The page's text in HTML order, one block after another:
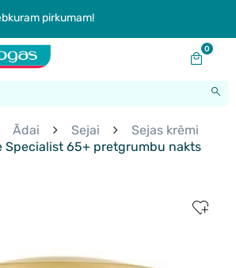
pirkumam!
0
Ādai Sejai
Sejas krēmi
Specialist 65+ pretgrumbu nakts